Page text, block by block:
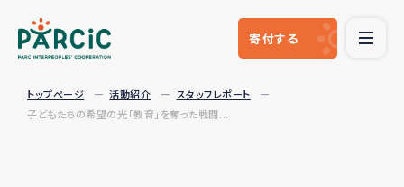
寄付する
トップページ 活動紹介
スタッフレポート
子どもたちの希望の光「教育」を奪った戦闘...